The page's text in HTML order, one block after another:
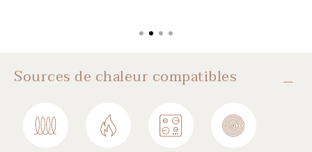
Sources de chaleur compatibles